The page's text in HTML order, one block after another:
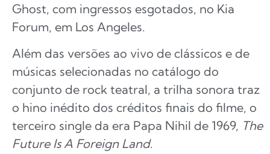
Ghost, com ingressos esgotados, no Kia
Forum, em Los Angeles.
Além das versões ao vivo de clássicos e de
músicas selecionadas no catálogo do
conjunto de rock teatral, a trilha sonora traz
o hino inédito dos créditos finais do filme, o
terceiro single da era Papa Nihil de 1969, The
Future Is A Foreign Land.